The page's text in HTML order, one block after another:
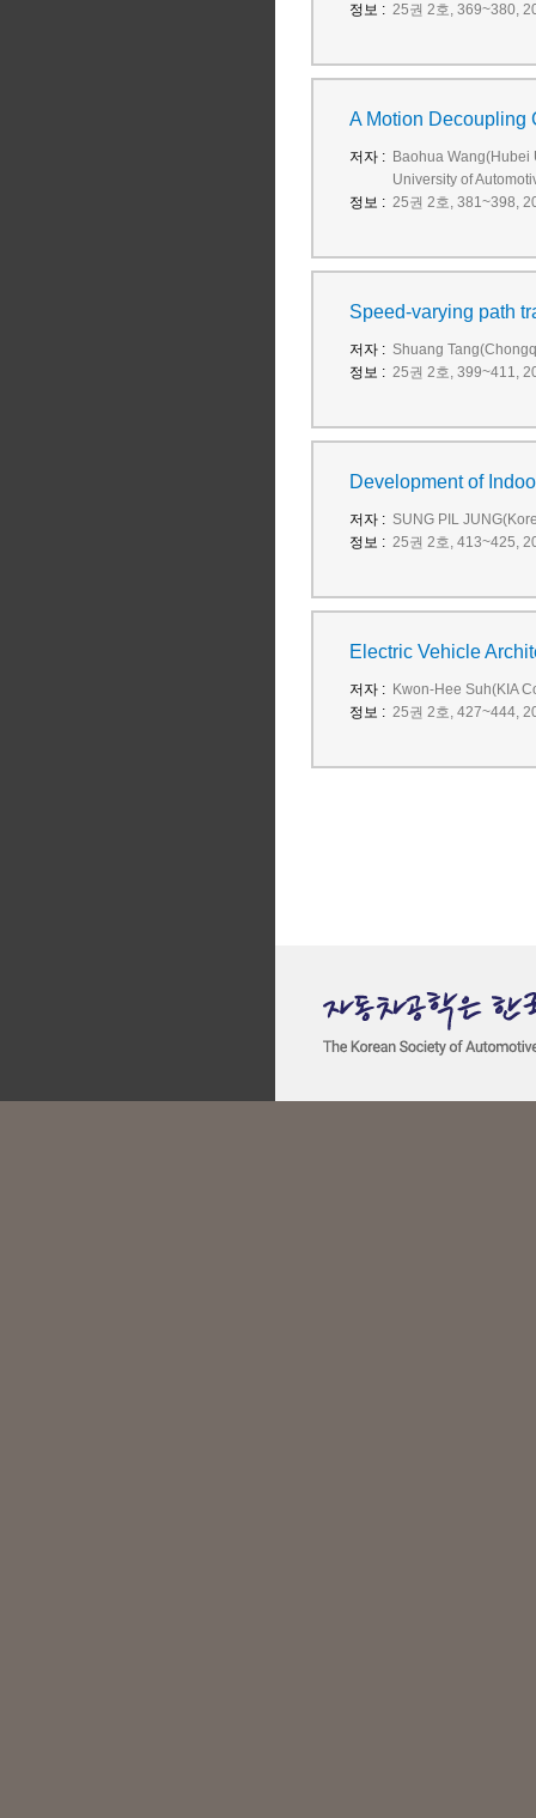
정보 : 25권 2호, 369~380,
A Motion Decoupling
저자 : Baohua Wang(Hubei
University of
정보 : 25권 2호, 381~398,
Speed-varying path
저자 : Shuang
정보 : 25권 2호, 399~411,
Development of
저자 : SUNG PIL
정보 : 25권 2호, 413~425,
Electric Vehicle
저자 : Kwon-Hee Suh(KIA
정보 : 25권 2호, 427~444,